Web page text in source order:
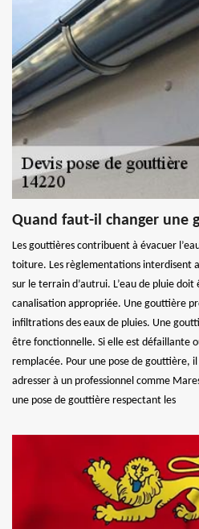
Quand faut-il changer une
Les gouttières contribuent à évacuer
toiture. Les règlementations interdisent
sur le terrain d’autrui. L’eau de pluie
canalisation appropriée. Une gouttière
infiltrations des eaux de pluies. Une
être fonctionnelle. Si elle est défaillante
remplacée. Pour une pose de gouttière,
adresser à un professionnel comme
une pose de gouttière respectant les